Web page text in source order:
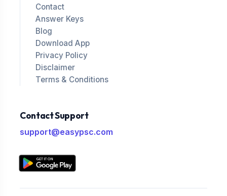
Contact
Answer Keys
Blog
Download App
Privacy Policy
Disclaimer
Terms & Conditions
Contact Support
support@easypsc.com